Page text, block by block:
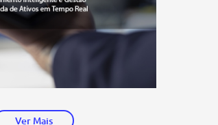
Ver Mais